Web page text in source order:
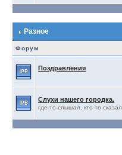
Разное
Форум
Поздравления
Слухи нашего городка.
где-то слышал, кто-то сказал